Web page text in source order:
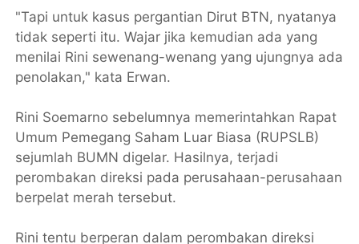
"Tapi untuk kasus pergantian Dirut BTN, nyatanya
tidak seperti itu. Wajar jika kemudian ada yang
menilai Rini sewenang-wenang yang ujungnya ada
penolakan," kata Erwan.
Rini Soemarno sebelumnya memerintahkan Rapat
Umum Pemegang Saham Luar Biasa (RUPSLB)
sejumlah BUMN digelar. Hasilnya, terjadi
perombakan direksi pada perusahaan-perusahaan
berpelat merah tersebut.
Rini tentu berperan dalam perombakan direksi